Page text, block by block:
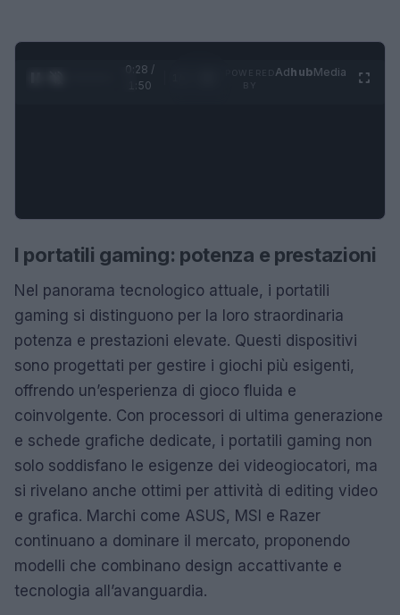
0:28 /
1:50
AdhubMedia
I portatili gaming: potenza e prestazioni
Nel panorama tecnologico attuale, i portatili
gaming si distinguono per la loro straordinaria
potenza e prestazioni elevate. Questi dispositivi
sono progettati per gestire i giochi più esigenti,
offrendo un’esperienza di gioco fluida e
coinvolgente. Con processori di ultima generazione
e schede grafiche dedicate, i portatili gaming non
solo soddisfano le esigenze dei videogiocatori, ma
si rivelano anche ottimi per attività di editing video
e grafica. Marchi come ASUS, MSI e Razer
continuano a dominare il mercato, proponendo
modelli che combinano design accattivante e
tecnologia all’avanguardia.